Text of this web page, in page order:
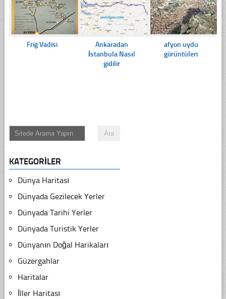
Frig Vadisi
Ankaradan
İstanbula Nasıl
gidilir
afyon uydu
görüntüleri
KATEGORILER
Dünya Haritası
Dünyada Gezilecek Yerler
Dünyada Tarihi Yerler
Dünyada Turistik Yerler
Dünyanın Doğal Harikaları
Güzergahlar
Haritalar
İller Haritası